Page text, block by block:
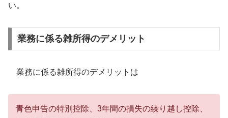
い。
業務に係る雑所得のデメリット
業務に係る雑所得のデメリットは
青色申告の特別控除、3年間の損失の繰り越し控除、